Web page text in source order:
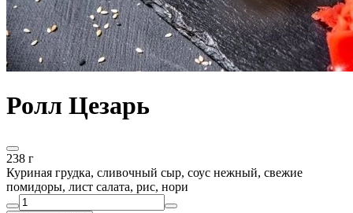
Ролл Цезарь
238 г
Куриная грудка, сливочный сыр, соус нежный, свежие
помидоры, лист салата, рис, нори